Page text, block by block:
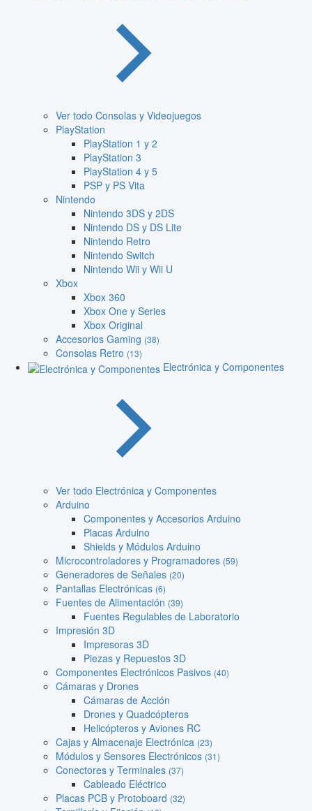
Ver todo Consolas y Videojuegos
PlayStation
PlayStation 1 y 2
PlayStation 3
PlayStation 4 y 5
PSP y PS Vita
Nintendo
Nintendo 3DS y 2DS
Nintendo DS y DS Lite
Nintendo Retro
Nintendo Switch
Nintendo Wii y Wii U
Xbox
Xbox 360
Xbox One y Series
Xbox Original
Accesorios Gaming (38)
Consolas Retro (13)
Electrónica y Componentes
Ver todo Electrónica y Componentes
Arduino
Componentes y Accesorios Arduino
Placas Arduino
Shields y Módulos Arduino
Microcontroladores y Programadores (59)
Generadores de Señales (20)
Pantallas Electrónicas (6)
Fuentes de Alimentación (39)
Fuentes Regulables de Laboratorio
Impresión 3D
Impresoras 3D
Piezas y Repuestos 3D
Componentes Electrónicos Pasivos (40)
Cámaras y Drones
Cámaras de Acción
Drones y Quadcópteros
Helicópteros y Aviones RC
Cajas y Almacenaje Electrónica (23)
Módulos y Sensores Electrónicos (31)
Conectores y Terminales (37)
Cableado Eléctrico
Placas PCB y Protoboard (32)